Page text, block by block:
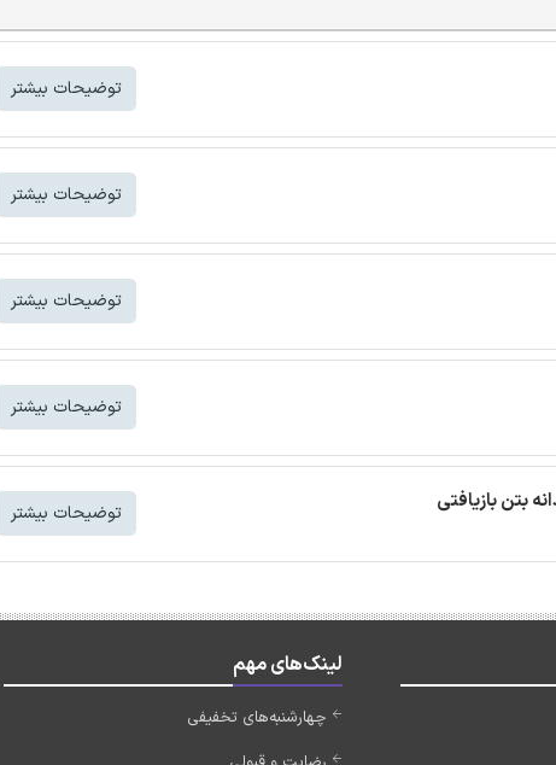
توضیحات بیشتر
توضیحات بیشتر
توضیحات بیشتر
توضیحات بیشتر
بتن بازیافتی توضیحات بیشتر
لینک‌های مهم
چهارشنبه‌های تخفیفی